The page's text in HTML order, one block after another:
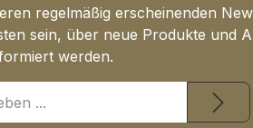
Haut
regelmäßig erscheinenden
sein, über neue Produkte und
werden.